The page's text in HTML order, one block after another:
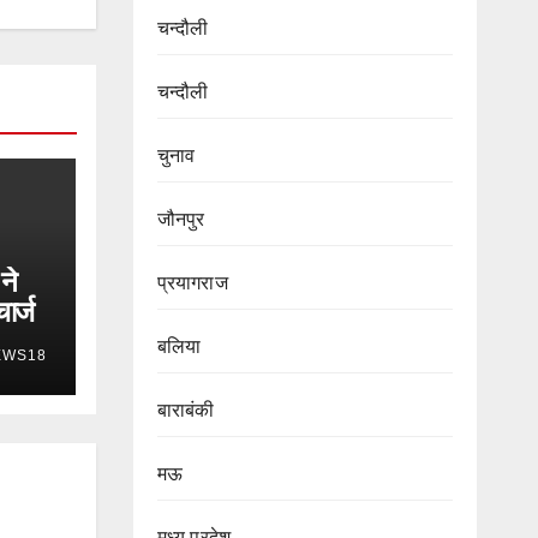
चन्दौली
चन्दौली
चुनाव
जौनपुर
प्रयागराज
बलिया
बाराबंकी
मऊ